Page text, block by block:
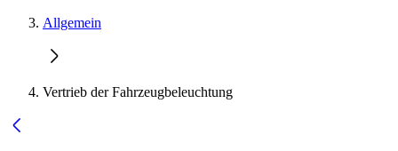
Allgemein
Vertrieb der Fahrzeugbeleuchtung